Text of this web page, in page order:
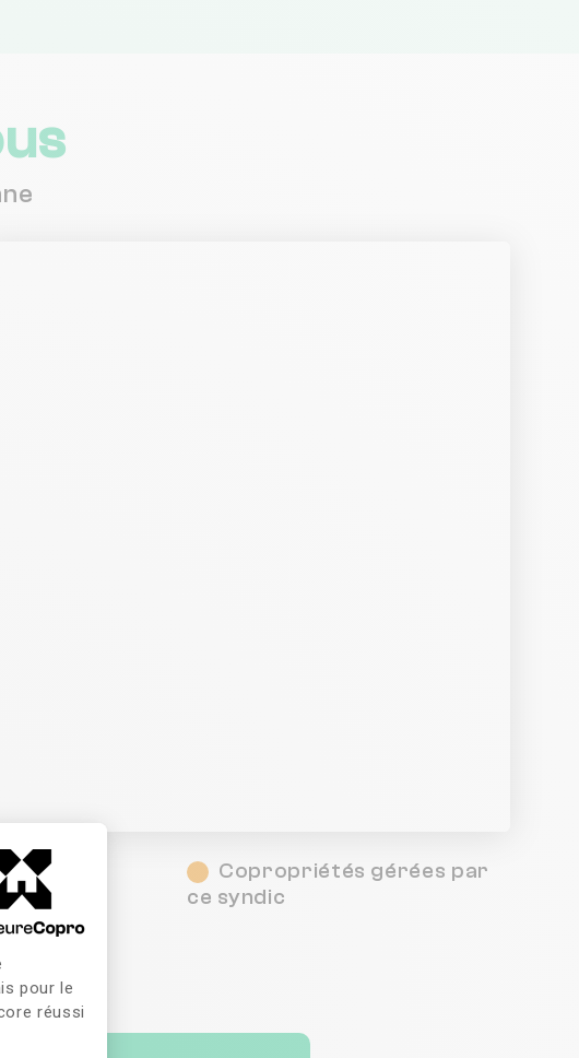
: Personnalisez vos Options
pour le
réussi
Syndic
Copropriétés gérées par
ce syndic